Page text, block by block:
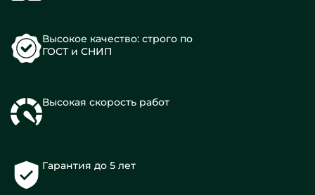
Высокое качество: строго по
ГОСТ и СНИП
Высокая скорость работ
Гарантия до 5 лет